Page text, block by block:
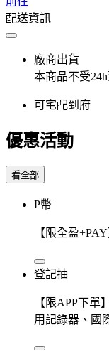
配送資訊
廠商出貨
本商品不受
可宅配到府
優惠活動
看全部
P幣
【限全盈
登記抽
【限APP下單
用記錄器、國